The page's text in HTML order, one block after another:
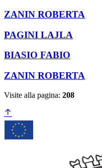
ZANIN ROBERTA
PAGINI LAJLA
BIASIO FABIO
ZANIN ROBERTA
Visite alla pagina: 208